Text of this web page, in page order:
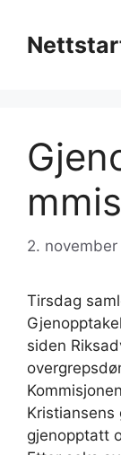
innhold
2.
Tirsdag
siden
gjenopptatt